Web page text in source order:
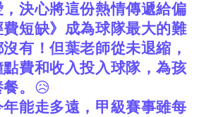
決心將這份熱情傳遞給偏
短缺》成為球隊最大的難
有！但葉老師從未退縮，
費和收入投入球隊，為孩
。 😥
能走多遠，甲級賽事雖每